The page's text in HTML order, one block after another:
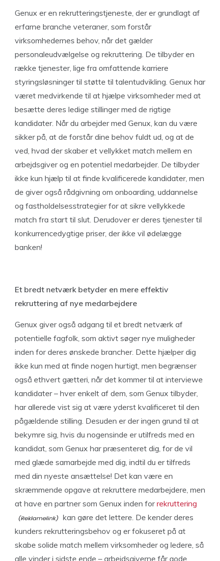
Genux er en rekrutteringstjeneste, der er grundlagt af
erfarne branche veteraner, som forstår
virksomhedernes behov, når det gælder
personaleudvælgelse og rekruttering. De tilbyder en
række tjenester, lige fra omfattende karriere
styringsløsninger til støtte til talentudvikling. Genux har
været medvirkende til at hjælpe virksomheder med at
besætte deres ledige stillinger med de rigtige
kandidater. Når du arbejder med Genux, kan du være
sikker på, at de forstår dine behov fuldt ud, og at de
ved, hvad der skaber et vellykket match mellem en
arbejdsgiver og en potentiel medarbejder. De tilbyder
ikke kun hjælp til at finde kvalificerede kandidater, men
de giver også rådgivning om onboarding, uddannelse
og fastholdelsesstrategier for at sikre vellykkede
match fra start til slut. Derudover er deres tjenester til
konkurrencedygtige priser, der ikke vil ødelægge
banken!
Et bredt netværk betyder en mere effektiv
rekruttering af nye medarbejdere
Genux giver også adgang til et bredt netværk af
potentielle fagfolk, som aktivt søger nye muligheder
inden for deres ønskede brancher. Dette hjælper dig
ikke kun med at finde nogen hurtigt, men begrænser
også ethvert gætteri, når det kommer til at interviewe
kandidater – hver enkelt af dem, som Genux tilbyder,
har allerede vist sig at være yderst kvalificeret til den
pågældende stilling. Desuden er der ingen grund til at
bekymre sig, hvis du nogensinde er utilfreds med en
kandidat, som Genux har præsenteret dig, for de vil
med glæde samarbejde med dig, indtil du er tilfreds
med din nyeste ansættelse! Det kan være en
skræmmende opgave at rekruttere medarbejdere, men
at have en partner som Genux inden forrekruttering
kan gøre det lettere. De kender deres
kunders rekrutteringsbehov og er fokuseret på at
skabe solide match mellem virksomheder og ledere, så
alle vinder i sidste ende – arbejdsgiverne får gode